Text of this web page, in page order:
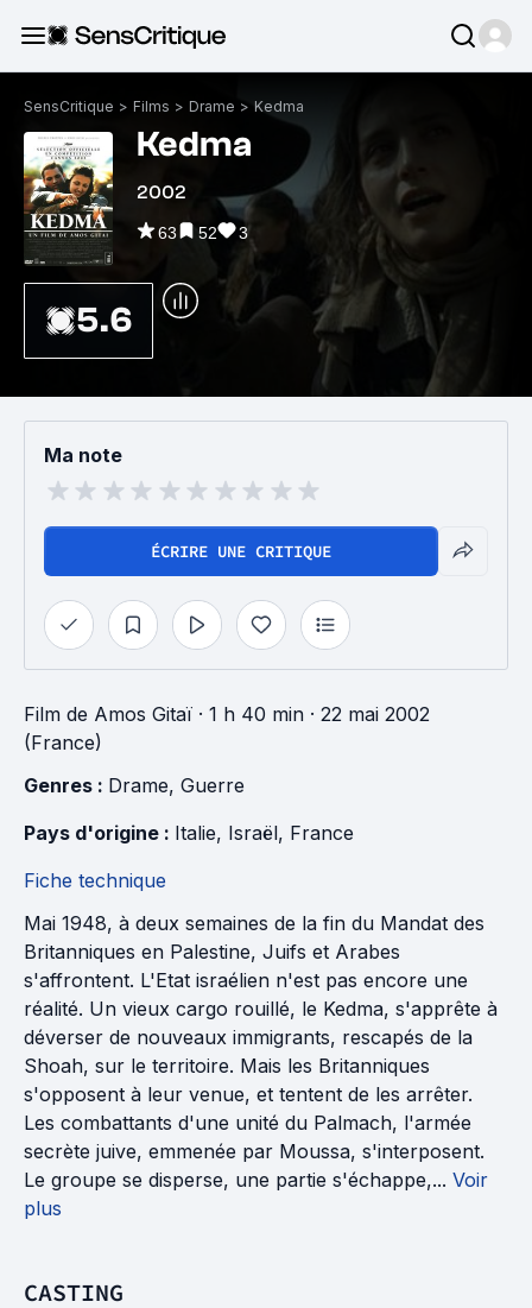
SensCritique > Films > Drame > Kedma
Kedma
2002
63 52 3
5.6
Ma note
ÉCRIRE UNE CRITIQUE
Film de Amos Gitaï · 1 h 40 min · 22 mai 2002
(France)
Genres : Drame, Guerre
Pays d'origine : Italie, Israël, France
Fiche technique
Mai 1948, à deux semaines de la fin du Mandat des
Britanniques en Palestine, Juifs et Arabes
s'affrontent. L'Etat israélien n'est pas encore une
réalité. Un vieux cargo rouillé, le Kedma, s'apprête à
déverser de nouveaux immigrants, rescapés de la
Shoah, sur le territoire. Mais les Britanniques
s'opposent à leur venue, et tentent de les arrêter.
Les combattants d'une unité du Palmach, l'armée
secrète juive, emmenée par Moussa, s'interposent.
Le groupe se disperse, une partie s'échappe,... Voir
plus
CASTING